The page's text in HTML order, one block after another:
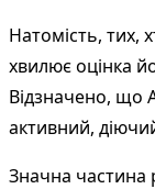
Натомість, тих,
хвилює оцінка
Відзначено, що
активний,
Значна частина